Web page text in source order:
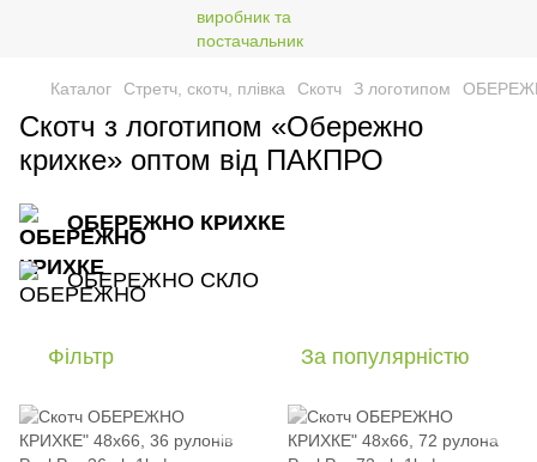
Каталог Стретч, скотч, плівка Скотч З логотипом
Скотч з логотипом «Обережно
крихке» оптом від ПАКПРО
ОБЕРЕЖНО КРИХКЕ
ОБЕРЕЖНО СКЛО
Фільтр За популярністю